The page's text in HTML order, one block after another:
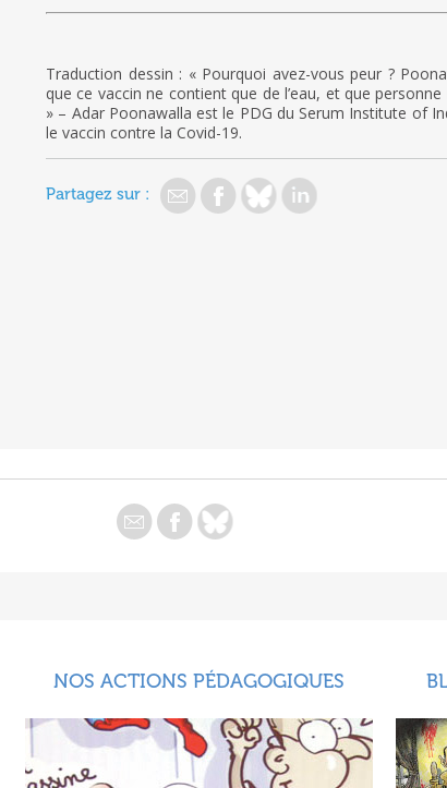
Traduction dessin : « Pourquoi avez-vous peur ?
que ce vaccin ne contient que de l’eau, et que
» – Adar Poonawalla est le PDG du Serum Institute of
le vaccin contre la Covid-19.
Partagez sur :
NOS ACTIONS PÉDAGOGIQUES